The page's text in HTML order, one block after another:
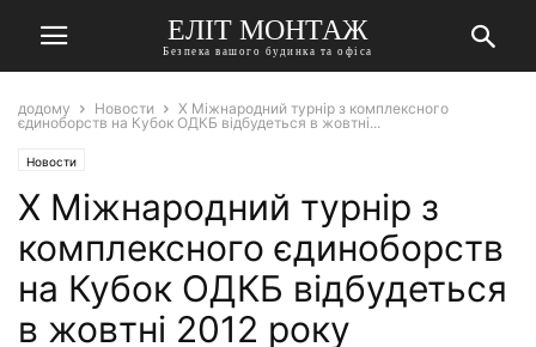
ЕЛІТ МОНТАЖ
Безпека вашого будинка та офіса
додому Новости
X Міжнародний турнір з комплексного
єдиноборств на Кубок ОДКБ відбудеться в жовтні...
Новости
X Міжнародний турнір з
комплексного єдиноборств
на Кубок ОДКБ відбудеться
в жовтні 2012 року